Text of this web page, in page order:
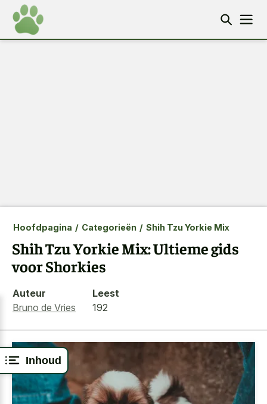
Inhoud
Hoofdpagina / Categorieën / Shih Tzu Yorkie Mix
Shih Tzu Yorkie Mix: Ultieme gids
voor Shorkies
Auteur
Bruno de Vries
Leest
192